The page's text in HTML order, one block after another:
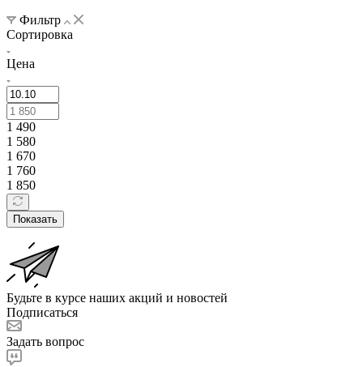
Фильтр
Сортировка
Цена
1 490
1 580
1 670
1 760
1 850
Показать
Будьте в курсе наших акций и новостей
Подписаться
Задать вопрос